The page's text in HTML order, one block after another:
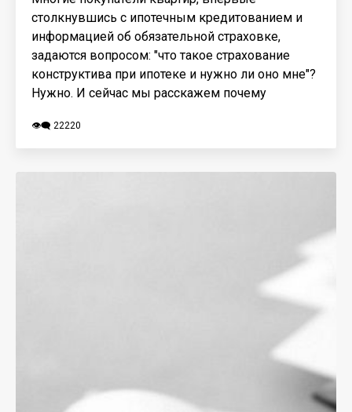
столкнувшись с ипотечным кредитованием и
информацией об обязательной страховке,
задаются вопросом: "что такое страхование
конструктива при ипотеке и нужно ли оно мне"?
Нужно. И сейчас мы расскажем почему
👁️‍🗨️ 22220